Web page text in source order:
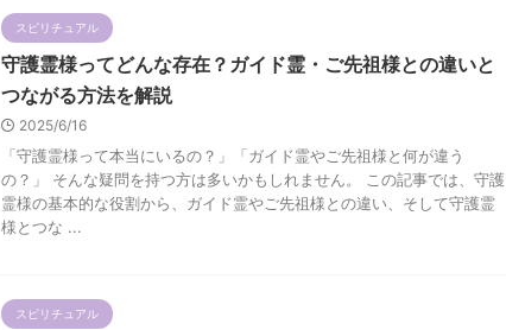
スピリチュアル
守護霊様ってどんな存在？ガイド霊・ご先祖様との違いと
つながる方法を解説
2025/6/16
「守護霊様って本当にいるの？」「ガイド霊やご先祖様と何が違う
の？」 そんな疑問を持つ方は多いかもしれません。 この記事では、守護
霊様の基本的な役割から、ガイド霊やご先祖様との違い、そして守護霊
様とつな ...
スピリチュアル